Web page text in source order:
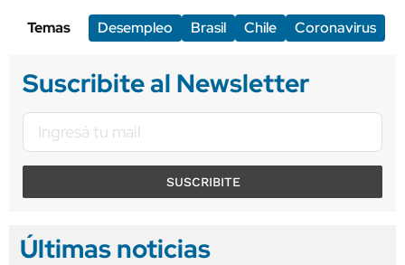
Temas
Desempleo Brasil Chile Coronavirus
Suscribite al Newsletter
SUSCRIBITE
Últimas noticias